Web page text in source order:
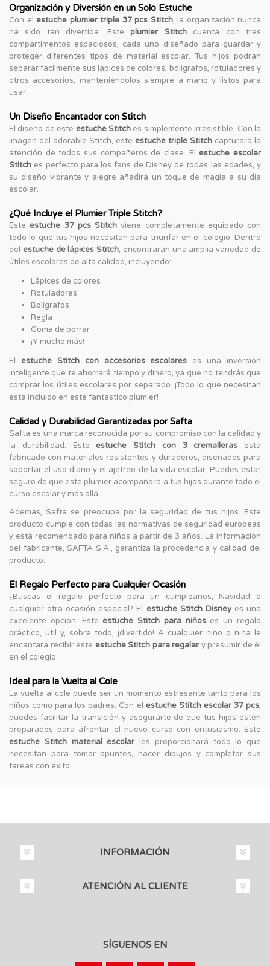
Organización y Diversión en un Solo Estuche
Con el estuche plumier triple 37 pcs Stitch, la organización nunca
ha sido tan divertida. Esteplumier Stitchcuenta con tres
compartimentos espaciosos, cada uno diseñado para guardar y
proteger diferentes tipos de material escolar. Tus hijos podrán
separar fácilmente sus lápices de colores, bolígrafos, rotuladores y
otros accesorios, manteniéndolos siempre a mano y listos para
usar.
Un Diseño Encantador con Stitch
El diseño de este estuche Stitch es simplemente irresistible. Con la
imagen del adorable Stitch, este estuche triple Stitch capturará la
atención de todos sus compañeros de clase. El estuche escolar
Stitch es perfecto para los fans de Disney de todas las edades, y
su diseño vibrante y alegre añadirá un toque de magia a su día
escolar.
¿Qué Incluye el Plumier Triple Stitch?
Este estuche 37 pcs Stitch viene completamente equipado con
todo lo que tus hijos necesitan para triunfar en el colegio. Dentro
del estuche de lápices Stitch, encontrarán una amplia variedad de
útiles escolares de alta calidad, incluyendo:
Lápices de colores
Rotuladores
Bolígrafos
Regla
Goma de borrar
¡Y mucho más!
El estuche Stitch con accesorios escolares es una inversión
inteligente que te ahorrará tiempo y dinero, ya que no tendrás que
comprar los útiles escolares por separado. ¡Todo lo que necesitan
está incluido en este fantástico plumier!
Calidad y Durabilidad Garantizadas por Safta
Safta es una marca reconocida por su compromiso con la calidad y
la durabilidad. Este estuche Stitch con 3 cremalleras está
fabricado con materiales resistentes y duraderos, diseñados para
soportar el uso diario y el ajetreo de la vida escolar. Puedes estar
seguro de que este plumier acompañará a tus hijos durante todo el
curso escolar y más allá.
Además, Safta se preocupa por la seguridad de tus hijos. Este
producto cumple con todas las normativas de seguridad europeas
y está recomendado para niños a partir de 3 años. La información
del fabricante, SAFTA S.A., garantiza la procedencia y calidad del
producto.
El Regalo Perfecto para Cualquier Ocasión
¿Buscas el regalo perfecto para un cumpleaños, Navidad o
cualquier otra ocasión especial? El estuche Stitch Disneyes una
excelente opción. Este estuche Stitch para niñoses un regalo
práctico, útil y, sobre todo, ¡divertido! A cualquier niño o niña le
encantará recibir este estuche Stitch para regalar y presumir de él
en el colegio.
Ideal para la Vuelta al Cole
La vuelta al cole puede ser un momento estresante tanto para los
niños como para los padres. Con el estuche Stitch escolar 37 pcs,
puedes facilitar la transición y asegurarte de que tus hijos estén
preparados para afrontar el nuevo curso con entusiasmo. Este
estuche Stitch material escolar les proporcionará todo lo que
necesitan para tomar apuntes, hacer dibujos y completar sus
tareas con éxito.
INFORMACIÓN
ATENCIÓN AL CLIENTE
SÍGUENOS EN